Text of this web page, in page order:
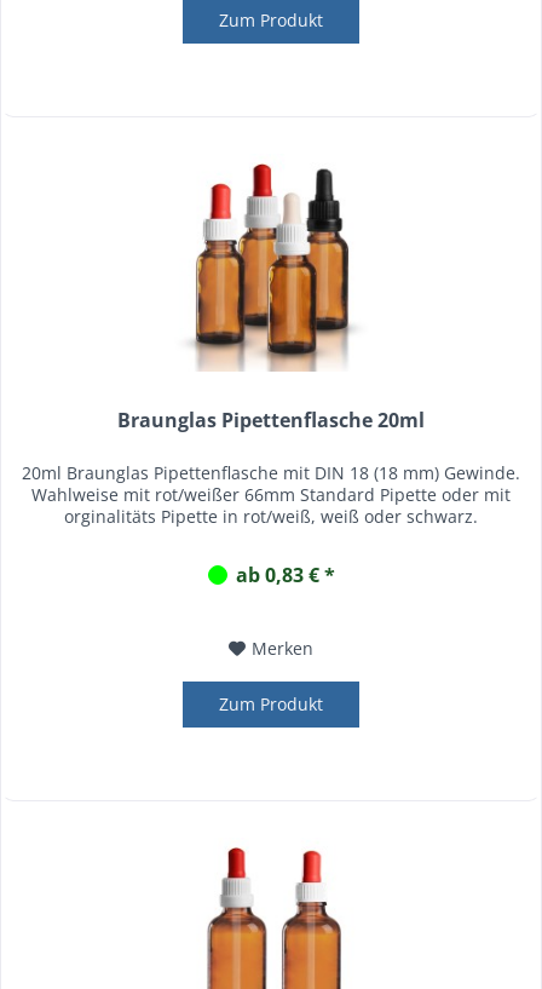
Zum Produkt
Braunglas Pipettenflasche 20ml
20ml Braunglas Pipettenflasche mit DIN 18 (18 mm) Gewinde.
Wahlweise mit rot/weißer 66mm Standard Pipette oder mit
orginalitäts Pipette in rot/weiß, weiß oder schwarz.
ab 0,83 € *
Merken
Zum Produkt